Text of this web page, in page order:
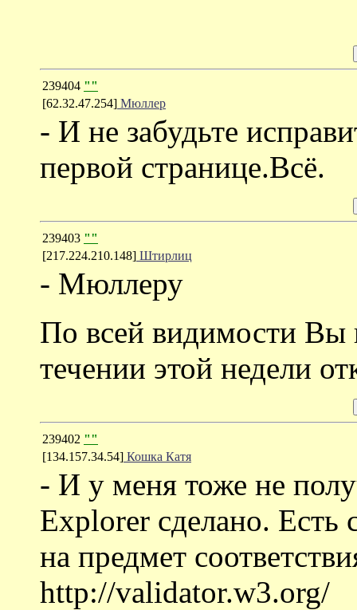
239404 ""
[62.32.47.254] Мюллер
- И не забудьте
первой странице.Всё.
239403 ""
[217.224.210.148] Штирлиц
- Мюллеру
По всей видимости Вы
течении этой недели
239402 ""
[134.157.34.54] Кошка Катя
- И у меня тоже не
Explorer сделано. Есть
на предмет
http://validator.w3.org/